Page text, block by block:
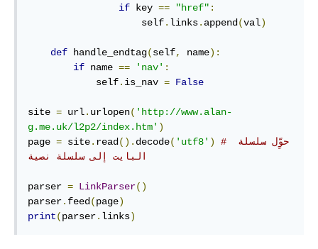
if key == "href" :
                    self
. links. append(val)
def handle_endtag(self, name):
if name == 'nav' :
            self
. is_nav = False
site = url. urlopen( 'http://www.alan-
g.me.uk/l2p2/index.htm' )
page = site. read(). decode( 'utf8' )
# حوِّل سلسلة
البايت إلى سلسلة نصية
parser = LinkParser()
parser. feed(page)
print(parser. links)